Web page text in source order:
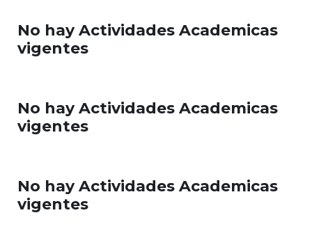
No hay Actividades Academicas
vigentes
No hay Actividades Academicas
vigentes
No hay Actividades Academicas
vigentes